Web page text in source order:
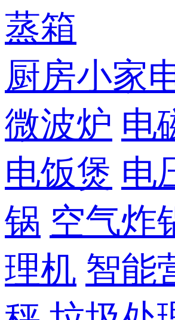
蒸箱
厨房小家
微波炉 电
电饭煲 电
锅 空气炸
理机 智能